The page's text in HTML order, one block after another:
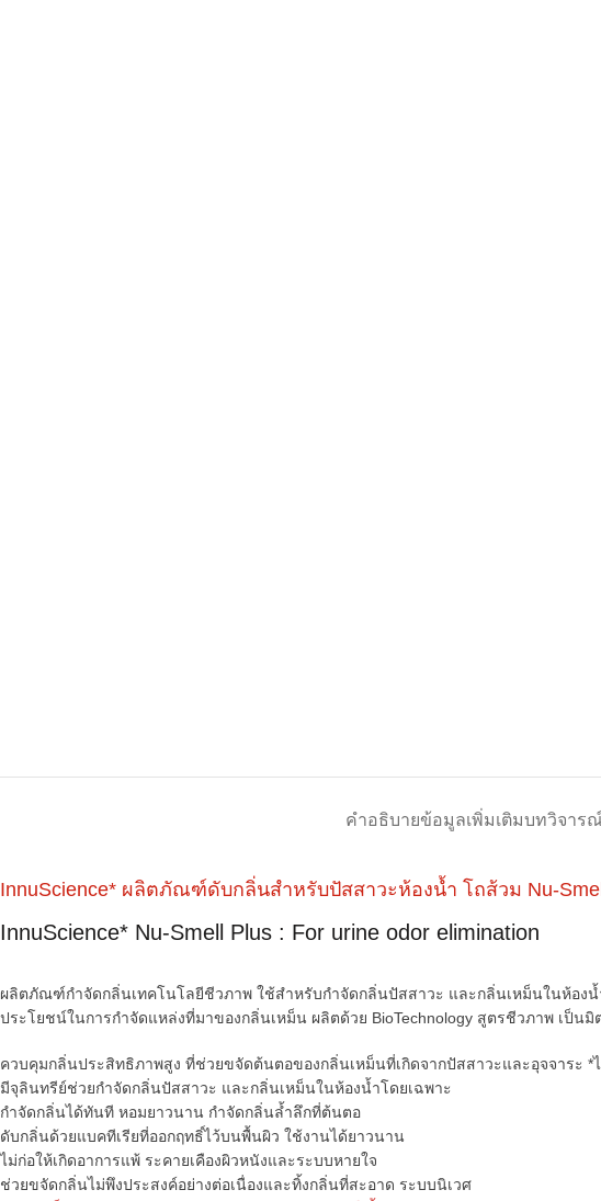
คำอธิบายข้อมูลเพิ่มเติมบทวิจาร
InnuScience* ผลิตภัณฑ์ดับกลิ่นสำหรับปัสสาวะห้องน้ำ โถส้วม Nu-
InnuScience* Nu-Smell Plus : For urine odor elimination
ผลิตภัณฑ์กำจัดกลิ่นเทคโนโลยีชีวภาพ ใช้สำหรับกำจัดกลิ่นปัสสาวะ และกลิ่นเหม็นในห้อง
ประโยชน์ในการกำจัดแหล่งที่มาของกลิ่นเหม็น ผลิตด้วย BioTechnology สูตรชีวภาพ เป็น
ควบคุมกลิ่นประสิทธิภาพสูง ที่ช่วยขจัดต้นตอของกลิ่นเหม็นที่เกิดจากปัสสาวะและอุจจาระ *
มีจุลินทรีย์ช่วยกำจัดกลิ่นปัสสาวะ และกลิ่นเหม็นในห้องน้ำโดยเฉพาะ
กำจัดกลิ่นได้ทันที หอมยาวนาน กำจัดกลิ่นล้ำลึกที่ต้นตอ
ดับกลิ่นด้วยแบคทีเรียที่ออกฤทธิ์ไว้บนพื้นผิว ใช้งานได้ยาวนาน
ไม่ก่อให้เกิดอาการแพ้ ระคายเคืองผิวหนังและระบบหายใจ
ช่วยขจัดกลิ่นไม่พึงประสงค์อย่างต่อเนื่องและทิ้งกลิ่นที่สะอาด ระบบนิเวศ